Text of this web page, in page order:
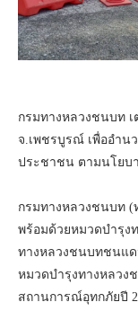
กรมทางหลวงชนบท
จ.เพชรบูรณ์ เพื่ออำน
ประชาชน ตามนโยบ
กรมทางหลวงชนบท
พร้อมด้วยหมวดบำรุง
ทางหลวงชนบทชนแด
หมวดบำรุงทางหลวง
สถานการณ์อุทกภัยปี